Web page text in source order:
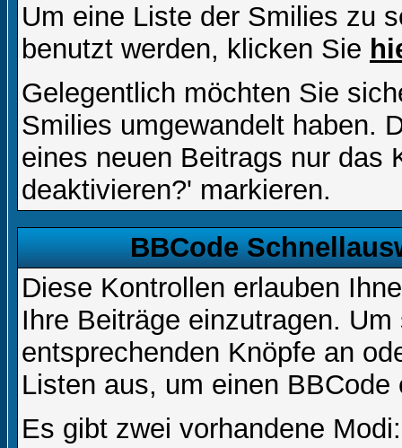
Um eine Liste der Smilies zu
benutzt werden, klicken Sie
Gelegentlich möchten Sie
Smilies umgewandelt haben.
eines neuen Beitrags nur das
deaktivieren?' markieren.
BBCode
Diese Kontrollen erlauben
Ihre Beiträge einzutragen.
entsprechenden Knöpfe an
Listen aus, um einen BBCode
Es gibt zwei vorhandene